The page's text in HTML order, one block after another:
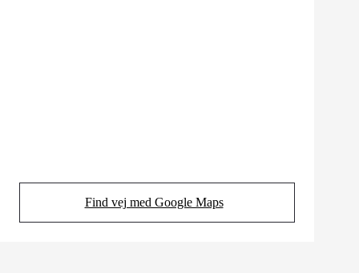
Find vej med Google Maps
(Opens in new tab)